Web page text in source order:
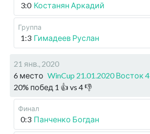
3:0 Костанян Аркадий
Группа
1:3 Гимадеев Руслан
21 янв., 2020
6 место WinCup 21.01.2020 Восток 4
20% побед 1 👍 vs 4👎
Финал
0:3 Панченко Богдан